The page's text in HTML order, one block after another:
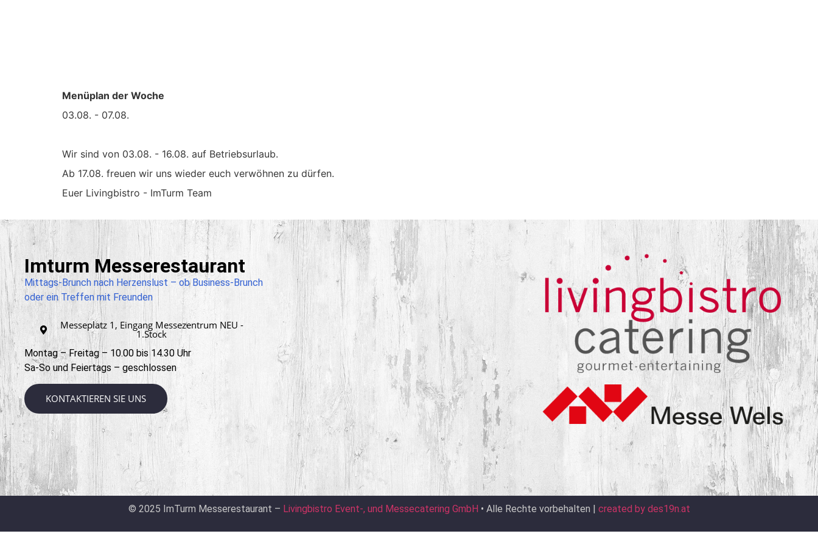
Menüplan der Woche
03.08. - 07.08.
Wir sind von 03.08. - 16.08. auf Betriebsurlaub.
Ab 17.08. freuen wir uns wieder euch verwöhnen zu dürfen.
Euer Livingbistro - ImTurm Team
Imturm Messerestaurant
Mittags-Brunch nach Herzenslust – ob Business-Brunch
oder ein Treffen mit Freunden
Messeplatz 1, Eingang Messezentrum NEU -
1.Stock
Montag – Freitag – 10.00 bis 14.30 Uhr
Sa-So und Feiertags – geschlossen
KONTAKTIEREN SIE UNS
© 2025 ImTurm Messerestaurant – Livingbistro Event-, und Messecatering GmbH • Alle Rechte vorbehalten | created by des19n.at